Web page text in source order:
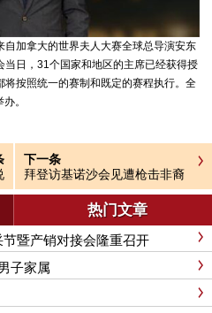
加拿大的世界夫人大赛全球总导演安东
当日，31个国家和地区的主席已经获得授
按照统一的赛制和既定的赛程执行。全
。
下一条
拜登访基诺沙会见遭枪击非裔
男子家属
热门文章
暨产销对接会隆重召开
子家属